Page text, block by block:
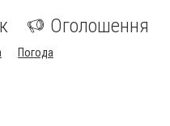
Оголошення
Погода